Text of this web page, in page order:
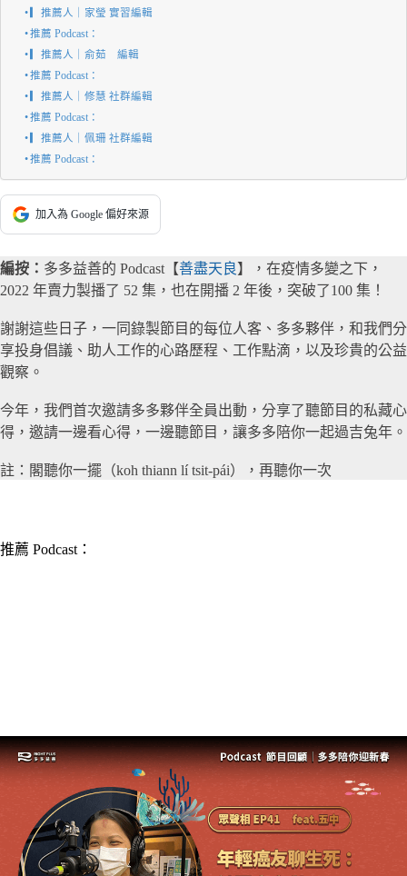
▎推薦人｜家瑩 實習編輯
推薦 Podcast：
▎推薦人｜俞茹 編輯
推薦 Podcast：
▎推薦人｜修慧 社群編輯
推薦 Podcast：
▎推薦人｜佩珊 社群編輯
推薦 Podcast：
加入為 Google 偏好來源
編按： 多多益善的 Podcast【善盡天良】，在疫情多變之下，
2022 年賣力製播了 52 集，也在開播 2 年後，突破了100 集！
謝謝這些日子，一同錄製節目的每位人客、多多夥伴，和我們分
享投身倡議、助人工作的心路歷程、工作點滴，以及珍貴的公益
觀察。
今年，我們首次邀請多多夥伴全員出動，分享了聽節目的私藏心
得，邀請一邊看心得，一邊聽節目，讓多多陪你一起過吉兔年。
註：閣聽你一擺（koh thiann lí tsit-pái），再聽你一次
推薦 Podcast：